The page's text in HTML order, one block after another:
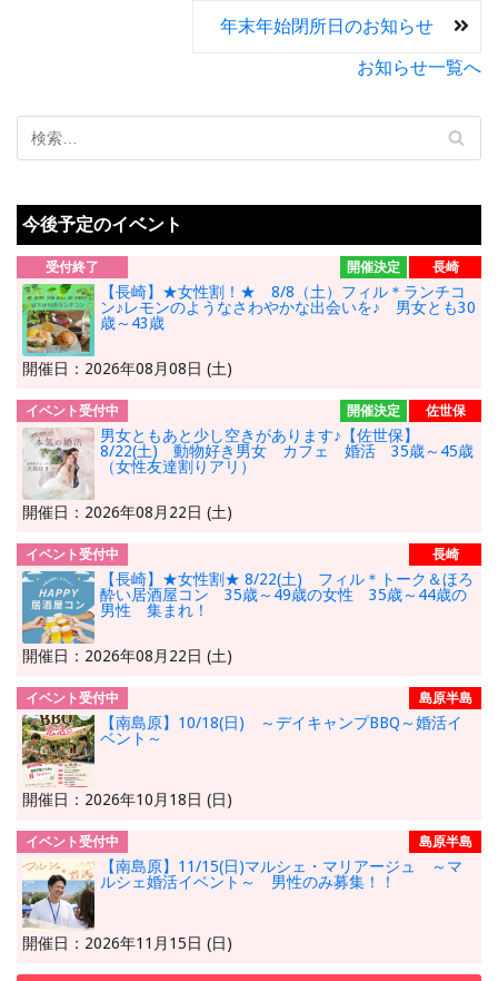
年末年始閉所日のお知らせ
お知らせ一覧へ
今後予定のイベント
受付終了 開催決定 長崎
【長崎】★女性割！★ 8/8（土）フィル＊ランチコ
ン♪レモンのようなさわやかな出会いを♪ 男女とも30
歳～43歳
開催日：2026年08月08日 (土)
イベント受付中 開催決定 佐世保
男女ともあと少し空きがあります♪【佐世保】
8/22(土) 動物好き男女 カフェ 婚活 35歳～45歳
（女性友達割りアリ）
開催日：2026年08月22日 (土)
イベント受付中 長崎
【長崎】★女性割★ 8/22(土) フィル＊トーク＆ほろ
酔い居酒屋コン 35歳～49歳の女性 35歳～44歳の
男性 集まれ！
開催日：2026年08月22日 (土)
イベント受付中 島原半島
【南島原】10/18(日) ～デイキャンプBBQ～婚活イ
ベント～
開催日：2026年10月18日 (日)
イベント受付中 島原半島
【南島原】11/15(日)マルシェ・マリアージュ ～マ
ルシェ婚活イベント～ 男性のみ募集！！
開催日：2026年11月15日 (日)